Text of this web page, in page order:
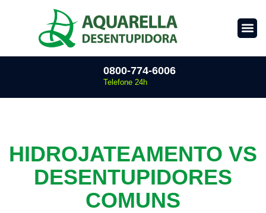
0800-774-6006
Telefone 24h
HIDROJATEAMENTO VS
DESENTUPIDORES
COMUNS